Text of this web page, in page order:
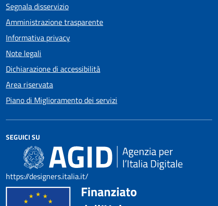
Segnala disservizio
Amministrazione trasparente
Informativa privacy
Note legali
Dichiarazione di accessibilità
Area riservata
Piano di Miglioramento dei servizi
SEGUICI SU
https://designers.italia.it/